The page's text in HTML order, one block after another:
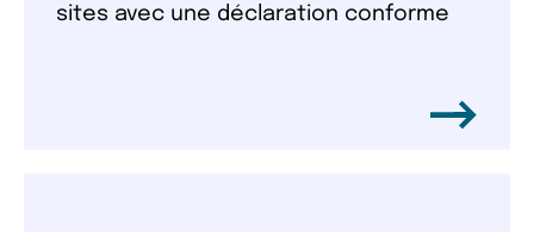
sites avec une déclaration conforme